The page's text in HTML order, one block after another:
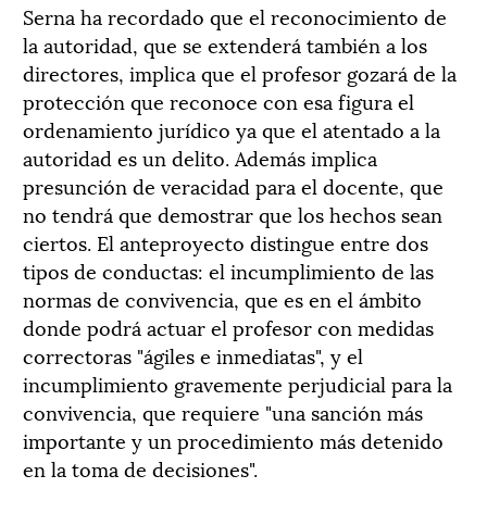
Serna ha recordado que el reconocimiento de
la autoridad, que se extenderá también a los
directores, implica que el profesor gozará de la
protección que reconoce con esa figura el
ordenamiento jurídico ya que el atentado a la
autoridad es un delito. Además implica
presunción de veracidad para el docente, que
no tendrá que demostrar que los hechos sean
ciertos. El anteproyecto distingue entre dos
tipos de conductas: el incumplimiento de las
normas de convivencia, que es en el ámbito
donde podrá actuar el profesor con medidas
correctoras "ágiles e inmediatas", y el
incumplimiento gravemente perjudicial para la
convivencia, que requiere "una sanción más
importante y un procedimiento más detenido
en la toma de decisiones".